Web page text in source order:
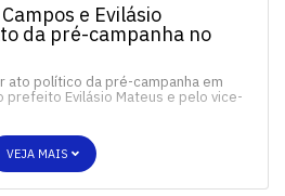
e Evilásio
da pré-campanha no
ato político da pré-campanha em
prefeito Evilásio Mateus e pelo vice-
VEJA MAIS